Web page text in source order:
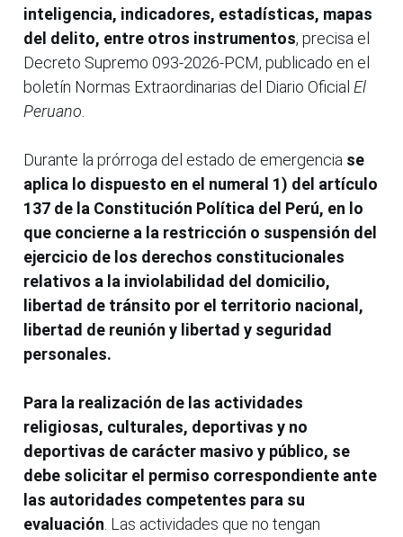
inteligencia, indicadores, estadísticas, mapas
del delito, entre otros instrumentos, precisa el
Decreto Supremo 093-2026-PCM, publicado en el
boletín Normas Extraordinarias del Diario Oficial El
Peruano
Durante la prórroga del estado de emergencia se
aplica lo dispuesto en el numeral 1) del artículo
137 de la Constitución Política del Perú, en lo
que concierne a la restricción o suspensión del
ejercicio de los derechos constitucionales
relativos a la inviolabilidad del domicilio,
libertad de tránsito por el territorio nacional,
libertad de reunión y libertad y seguridad
personales.
Para la realización de las actividades
religiosas, culturales, deportivas y no
deportivas de carácter masivo y público, se
debe solicitar el permiso correspondiente ante
las autoridades competentes para su
evaluación . Las actividades que no tengan